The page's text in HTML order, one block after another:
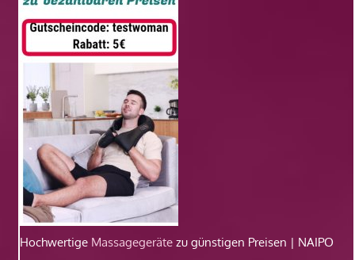
Hochwertige Massagegeräte zu günstigen Preisen | NAIPO